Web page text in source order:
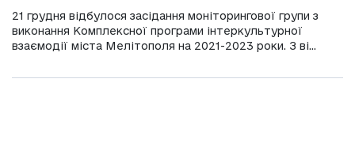
21 грудня відбулося засідання моніторингової групи з
виконання Комплексної програми інтеркультурної
взаємодії міста Мелітополя на 2021-2023 роки. З ві...